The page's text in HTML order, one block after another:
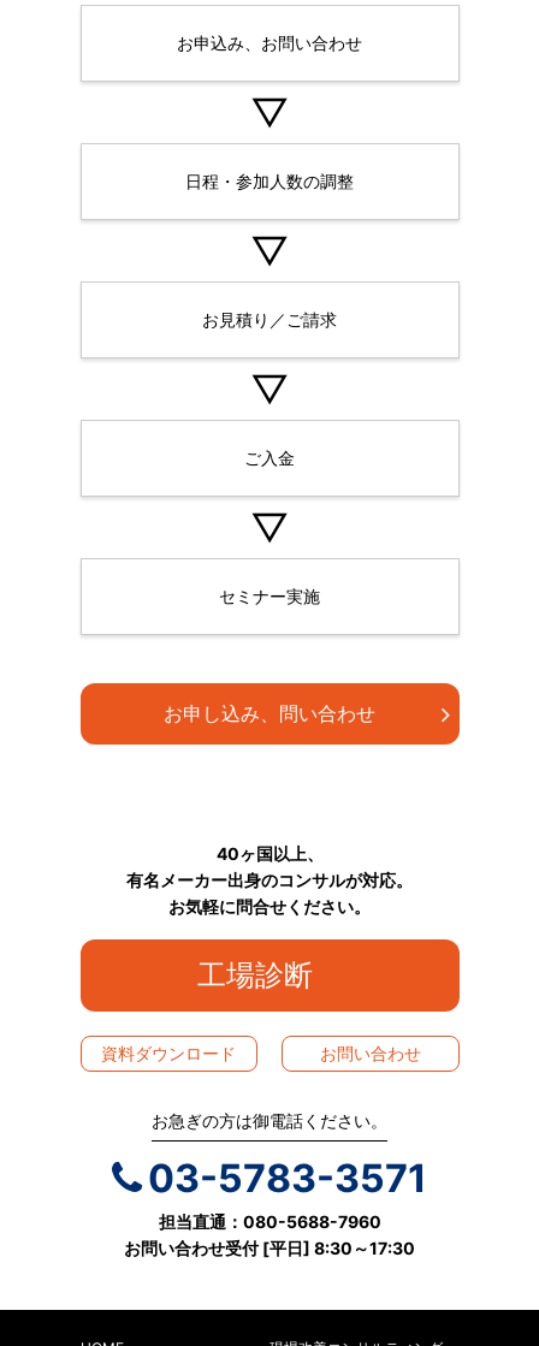
お申込み、お問い合わせ
▽
日程・参加人数の調整
▽
お見積り／ご請求
▽
ご入金
▽
セミナー実施
お申し込み、問い合わせ
40ヶ国以上、
有名メーカー出身のコンサルが対応。
お気軽に問合せください。
工場診断
資料ダウンロード お問い合わせ
お急ぎの方は御電話ください。
03-5783-3571
担当直通：080-5688-7960
お問い合わせ受付 [平日] 8:30～17:30